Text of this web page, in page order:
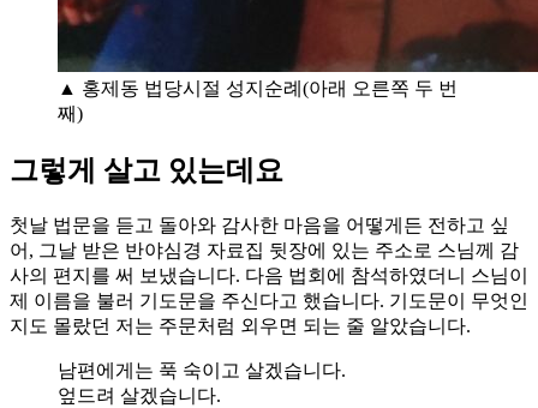
▲ 홍제동 법당시절 성지순례(아래 오른쪽 두 번
째)
그렇게 살고 있는데요
첫날 법문을 듣고 돌아와 감사한 마음을 어떻게든 전하고 싶
어, 그날 받은 반야심경 자료집 뒷장에 있는 주소로 스님께 감
사의 편지를 써 보냈습니다. 다음 법회에 참석하였더니 스님이
제 이름을 불러 기도문을 주신다고 했습니다. 기도문이 무엇인
지도 몰랐던 저는 주문처럼 외우면 되는 줄 알았습니다.
남편에게는 푹 숙이고 살겠습니다.
엎드려 살겠습니다.